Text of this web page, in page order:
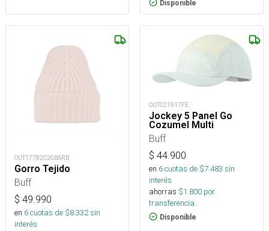
Disponible
OUT17782026BARB
Gorro Tejido
Buff
$ 49.990
en 6cuotas de $8.332sin
interés
OUT021917FE
Jockey 5 Panel Go
Cozumel Multi
Buff
$ 44.900
en 6cuotas de $7.483 sin
interés
ahorras $1.800 por
transferencia.
Disponible